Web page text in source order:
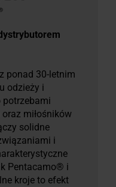
ponad 30-letnim
odzieży i
miłośników
solidne
i
Pentacamo® i
kroje to efekt